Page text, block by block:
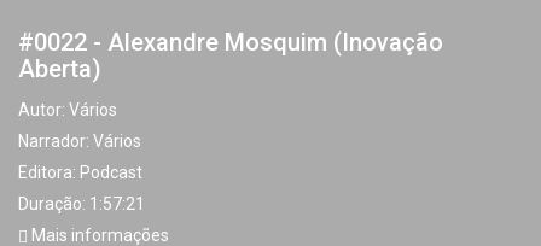
#0022 - Alexandre Mosquim (Inovação
Aberta)
Autor: Vários
Narrador: Vários
Editora: Podcast
Duração: 1:57:21
Mais informações